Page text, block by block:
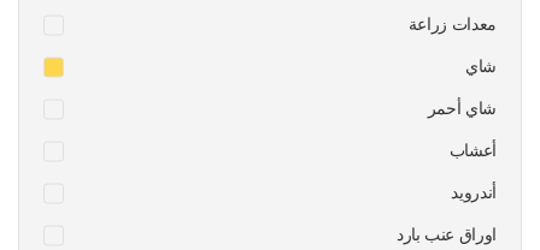
معدات زراعة
شاي
شاي أحمر
أعشاب
أندرويد
اوراق عنب بارد